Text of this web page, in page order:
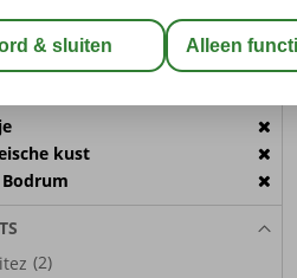
Wijzig Reisgezelschap
kust
Bodrum
(2)